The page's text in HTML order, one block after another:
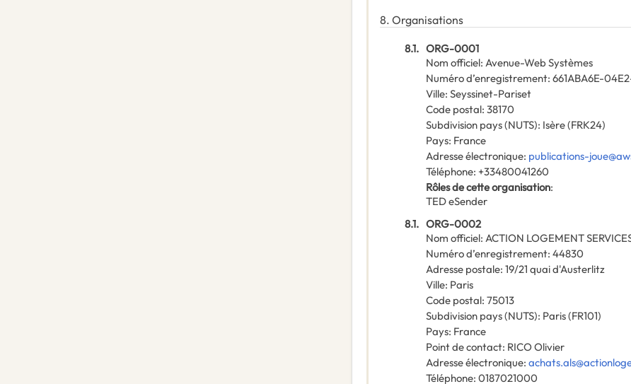
8. Organisations
8.1. ORG-0001
Nom officiel: Avenue-Web Systèmes
Numéro d’enregistrement: 661ABA6E-
Ville: Seyssinet-Pariset
Code postal: 38170
Subdivision pays (NUTS): Isère(FRK24)
Pays: France
Adresse électronique: publications-
Téléphone: +33480041260
Rôles de cette organisation:
TED eSender
8.1. ORG-0002
Nom officiel: ACTION LOGEMENT
Numéro d’enregistrement: 44830
Adresse postale: 19/21 quai d'Austerlitz
Ville: Paris
Code postal: 75013
Subdivision pays (NUTS): Paris(FR101)
Pays: France
Point de contact: RICO Olivier
Adresse électronique:
Téléphone: 0187021000